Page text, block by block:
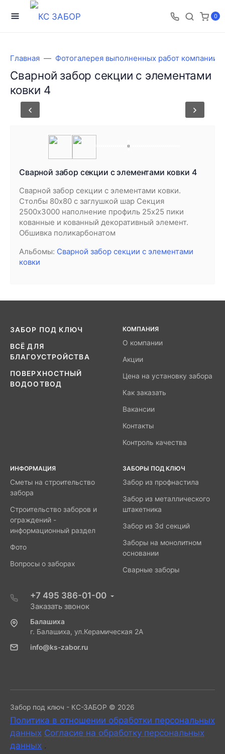
0
Главная Фотогалерея выполненных работ компании
Сварной забор секции с элементами
ковки 4
Сварной забор секции с элементами ковки 4
Сварной забор секции с элементами ковки.
Столбы 80х80 с заглушкой шар Секция
2500х3000 наполнение профиль 25х25 пики
кованные и кованный декоративный элемент.
Обшивка поликарбонатом
Альбомы: Сварной забор секции с элементами
ковки
ЗАБОР ПОД КЛЮЧ
ВСЁ ДЛЯ
БЛАГОУСТРОЙСТВА
ПОВЕРХНОСТНЫЙ
ВОДООТВОД
КОМПАНИЯ
О компании
Акции
Цена на установку забора
Как заказать
Вакансии
Контакты
Контроль качества
ИНФОРМАЦИЯ
Сметы на строительство
забора
Строительство заборов и
ограждений -
информационный раздел
Фото
Вопросы о заборах
ЗАБОРЫ ПОД КЛЮЧ
Забор из профнастила
Забор из металлического
штакетника
Забор из 3d секций
Заборы на монолитном
основании
Сварные заборы
+7 495 386-01-00
Заказать звонок
Балашиха
г. Балашиха, ул.Керамическая 2А
info@ks-zabor.ru
Забор под ключ - КС-ЗАБОР © 2026
Политика в отношении обработки персональных
данных Согласие на обработку персональных
данных .